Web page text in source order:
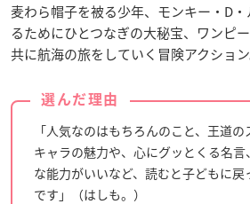
麦わら帽子を被る少年、モンキー・D
るためにひとつなぎの大秘宝、ワンピ
共に航海の旅をしていく冒険アクション
選んだ理由
「人気なのはもちろんのこと、王道の
キャラの魅力や、心にグッとくる名
な能力がいいなど、読むと子どもに戻
です」（はしも。）